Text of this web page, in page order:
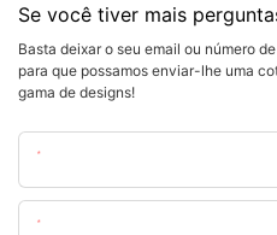
Se você tiver mais
Basta deixar o seu email ou número
para que possamos enviar-lhe uma
gama de designs!